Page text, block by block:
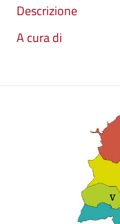
Descrizione
A cura di